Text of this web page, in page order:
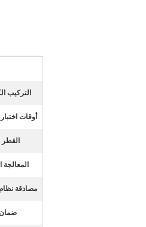
التركيب
أوقات
المعالجة
مصادقة